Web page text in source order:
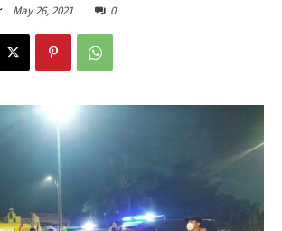
May 26, 2021 0